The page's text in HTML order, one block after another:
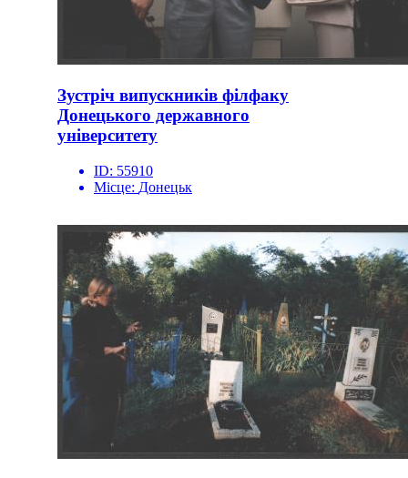
Зустріч випускників філфаку
Донецького державного
університету
ID: 55910
Місце: Донецьк